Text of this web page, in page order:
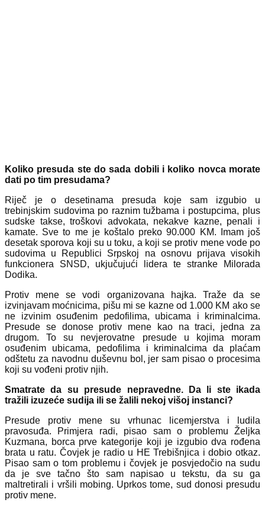
Koliko presuda ste do sada dobili i koliko novca morate
dati po tim presudama?
Riječ je o desetinama presuda koje sam izgubio u
trebinjskim sudovima po raznim tužbama i postupcima, plus
sudske takse, troškovi advokata, nekakve kazne, penali i
kamate. Sve to me je koštalo preko 90.000 KM. Imam još
desetak sporova koji su u toku, a koji se protiv mene vode po
sudovima u Republici Srpskoj na osnovu prijava visokih
funkcionera SNSD, ukjučujući lidera te stranke Milorada
Dodika.
Protiv mene se vodi organizovana hajka. Traže da se
izvinjavam moćnicima, pišu mi se kazne od 1.000 KM ako se
ne izvinim osuđenim pedofilima, ubicama i kriminalcima.
Presude se donose protiv mene kao na traci, jedna za
drugom. To su nevjerovatne presude u kojima moram
osuđenim ubicama, pedofilima i kriminalcima da plaćam
odštetu za navodnu duševnu bol, jer sam pisao o procesima
koji su vođeni protiv njih.
Smatrate da su presude nepravedne. Da li ste ikada
tražili izuzeće sudija ili se žalili nekoj višoj instanci?
Presude protiv mene su vrhunac licemjerstva i ludila
pravosuđa. Primjera radi, pisao sam o problemu Željka
Kuzmana, borca prve kategorije koji je izgubio dva rođena
brata u ratu. Čovjek je radio u HE Trebišnjica i dobio otkaz.
Pisao sam o tom problemu i čovjek je posvjedočio na sudu
da je sve tačno što sam napisao u tekstu, da su ga
maltretirali i vršili mobing. Uprkos tome, sud donosi presudu
protiv mene.